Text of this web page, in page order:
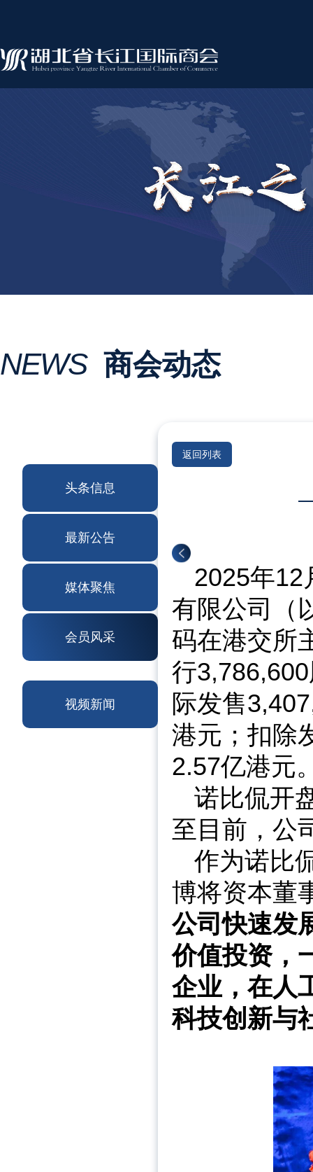
NEWS 商会动态
头条信息
最新公告
媒体聚焦
会员风采
视频新闻
返回列表
2025年12
有限公司（
码在港交所
行
际发售
港元；扣除
2.57亿港元
诺比侃开
至目前，公
作为诺比
博将资本董
公司快速发
价值投资，
企业，在人
科技创新与